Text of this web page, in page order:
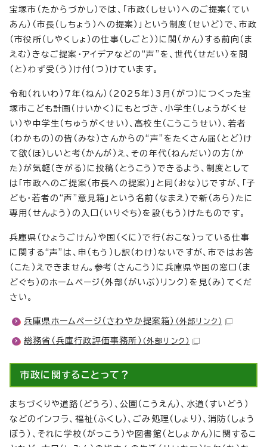
宝塚市（たからづかし）では、「市政（しせい）へのご提案（てい
あん）（市長（しちょう）への提案）」という制度（せいど）で、市政
（市役所（しやくしょ）の仕事（しごと））に関（かん）する前向（ま
えむ）きなご提案・アイデアなどの“声”を、世代（せだい）を問
（と）わず受（う）け付（つ）けています。
令和（れいわ）7年（ねん）（2025年）3月（がつ）につくった宝
塚市こども計画（けいかく）にもとづき、小学生（しょうがくせ
い）や中学生（ちゅうがくせい）、高校生（こうこうせい）、若者
（わかもの）の皆（みな）さんからの“声”をたくさん届（とど）け
て欲（ほ）しいと考（かんが）え、その年代（ねんだい）の方（か
た）が気軽（きがる）に投稿（とうこう）できるよう、制度として
は「市政へのご提案（市長への提案）」と同（おな）じですが、「子
ども・若者の“声”意見箱」という名前（なまえ）で新（あら）たに
専用（せんよう）の入口（いりぐち）を設（もう）けたものです。
兵庫県（ひょうごけん）や国（くに）で行（おこな）っている仕事
に関する“声”は、申（もう）し訳（わけ）ないですが、市ではお答
（こた）えできません。参考（さんこう）に兵庫県や国の窓口（ま
どぐち）のホームページ（外部（がいぶ）リンク）を見（み）てくだ
さい。
兵庫県ホームページ（さわやか提案箱） （外部リンク）
総務省（兵庫行政評価事務所） （外部リンク）
市政に関することって？
まちづくりや道路（どうろ）、公園（こうえん）、水道（すいどう）
などのインフラ、福祉（ふくし）、ごみ処理（しょり）、消防（しょう
ぼう）、それに学校（がっこう）や図書館（としょかん）に関するこ